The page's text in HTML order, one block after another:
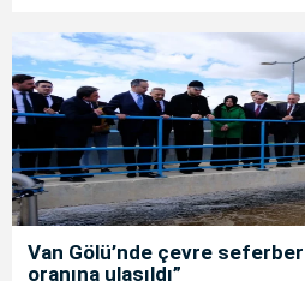
Van Gölü’nde çevre
oranına ulaşıldı”